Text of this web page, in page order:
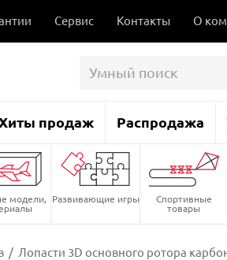
Сервис Контакты О
продаж Распродажа
модели, Развивающие игры Спортивные
товары
/ Лопасти 3D основного ротора